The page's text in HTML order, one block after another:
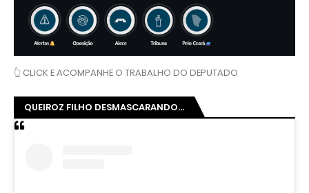
👆 CLICK E ACOMPANHE O TRABALHO DO DEPUTADO
QUEIROZ FILHO DESMASCARANDO...